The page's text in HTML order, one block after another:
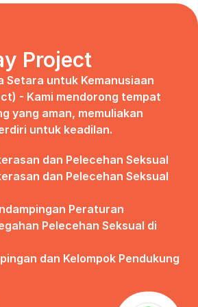
I uphold myself to fill
believe I had something to
and Social Media is
so I did work on that solo.
had enough:
finding out that they
media analyst (which
of ALL GUYS) to
I want the best for
but they didn’t even run it
they’re trying to solve the
(that I was unaware
the laughs they all
room, with no vagina
Project
Setara untuk Kemanusiaan
- Kami mendorong tempat
yang aman, memuliakan
untuk keadilan.
dan Pelecehan Seksual
dan Pelecehan Seksual
Peraturan
Pelecehan Seksual di
dan Kelompok Pendukung